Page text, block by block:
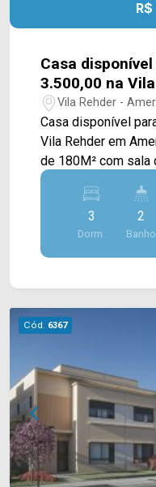
Casa
3.500,00 na
Americana/SP
Vila Rehder -
Casa disponível
Vila Rehder em Americana/
de 180M² com sala
com armário,
> 03 dormitórios; >
vagas de garagem. Localizado em Americana, o
imóvel contém
comércios em
próximo a Av. Brasil. Entre em contato com a
nossa equipe de
ARBIX IMÓVEIS -
3
Dorm.
2
Banho
Cód. 6367